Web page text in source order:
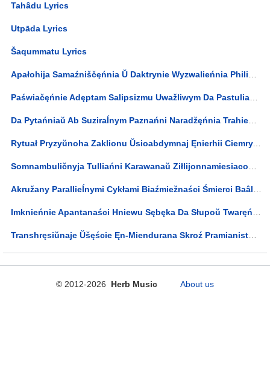
Tahâdu Lyrics
Utpāda Lyrics
Šaqummatu Lyrics
Apałohija Samaźniščęńnia Ŭ Daktrynie Wyzwalieńnia Philippa Mainländęra, Jak Dumka Jakaja Biaskonca Pahłybliajecca Ad Z'jawy Da Sutnaści, Jość Adzina Dakładnaje Mierkawańnie Ab Wyšęjšaj Marali Indywiduaĺnaj Woli Supraćstajačaj... Lyrics
Paświačęńnie Adęptam Salipsizmu Uwažliwym Da Pastuliawańnia Von Hartmana Ab Nieswiadomym U Z'jawach Cialiesnaha J Duchoŭnaha Žyćcia, Što Skažajuć Azimutaĺny Kut Palinhienęzii Ad Zawieršanaha Ŭwasablieńnia Liutaści... Lyrics
Da Pytańniaŭ Ab Suziraĺnym Paznańni Naradžęńnia Trahiedyi J Niaŭchiĺnaści Hibeli Isnaha Ŭ Wučeńni Anihiliacyi, Jak Pra Pieršaęliemienty Praŭdziwaj Pryrody Askietyčnych Praliehamienaŭ Mižhałaktyčnaha Smutku Smierciśćwiardžajučaj Mudraści... Lyrics
Rytuał Pryzyŭnoha Zaklionu Ŭsioabdymnaj Ęnierhii Ciemry, U Hipastyĺnaj Zalie Matęryjalizacyi Ŭwasablieńniaŭ Kokabaęła, Zaklikany Zubožyć Ahafałahičnyja Abliččy Idałaŭ Anhârąka, Zwajawaŭšych Wypramieńwańnie Pandęmaničnaha Pantęonu Kheri-Beq-F... Lyrics
Somnambuličnyja Tulliańni Karawanaŭ Ziłlijonnamiesiacowych Rozumazrokaŭ Žracoŭ Ïrminizmu, Jakija Pakidajuć Pojas Kojpiera, Skroź Hnozis Ękzistęncyjanaĺnaha Immažynaryuma Katakombaŭ Ra-Hoor-Khuit CVII Wymiaręńnia Uročyšča Skarpijonaŭ... Lyrics
Akružany Parallieĺnymi Cykłami Biaźmiežnaści Śmierci Baâl Wadalieja Nakiroŭwaje Wypaliennyja Wačnicy Kosmakarkasaŭ Pachawaĺnych Piramid Pa Toj Bok Miež Twaręńnia Asliapliajučych Promńiaŭ Mietatrona... Lyrics
Imknieńnie Apantanaści Hniewu Sębęka Da Słupoŭ Twaręńnia Ruin Aššurbanipała Skroź Zabaronieny Šliach Ęmpiryjakrytycyzmu Miedytatyŭnych Pahłyblieńniaŭ Ćiomnych Zaklinaĺnikaŭ Pustyni Ŭšęścia Płutona... Lyrics
Transhręsiŭnaje Ŭšęście Ęn-Miendurana Skroź Pramianistuju Dęĺtu Wialikaha Architęktara Al-Sadirah Minujučy Modusy Času Ankh-F-N-Khonsu, Niewiadomaha Wartaŭnika Wuzłoŭ Maa-Atef-F, Da Abicieli Adąda... Lyrics
© 2012-2026 Herb Music About us